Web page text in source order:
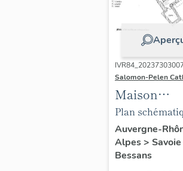
Salomon-Pelen
Maison
dite maison
"des Finette"
Bessans
Plan
niveau bas
par Catherine
Salomon-Pelen
Auvergne-
Alpes> Savoie
Bessans